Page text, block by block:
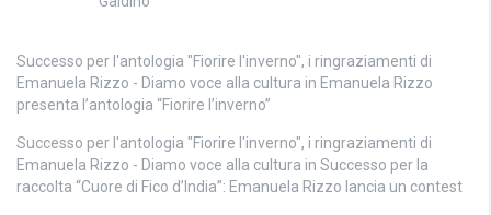
Successo per l'antologia "Fiorire l'inverno", i ringraziamenti di
Emanuela Rizzo - Diamo voce alla cultura in Emanuela Rizzo
presenta l’antologia “Fiorire l’inverno”
Successo per l'antologia "Fiorire l'inverno", i ringraziamenti di
Emanuela Rizzo - Diamo voce alla cultura in Successo per la
raccolta “Cuore di Fico d’India”: Emanuela Rizzo lancia un contest